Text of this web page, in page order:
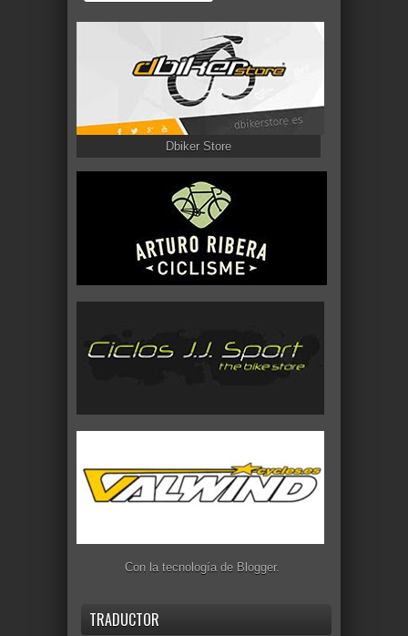
Dbiker Store
Con la tecnología de Blogger.
TRADUCTOR